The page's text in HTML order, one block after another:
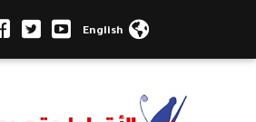
English